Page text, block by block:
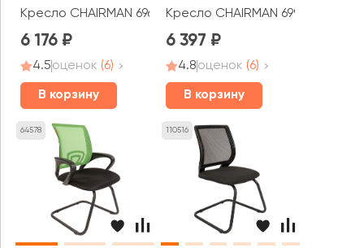
Кресло CHAIRMAN 696 ТВ черный пластик
6 176
4.5оценок (6)
В корзину
Кресло CHAIRMAN 699 ТВ
6 397
4.8оценок (6)
В корзину
64578 110516